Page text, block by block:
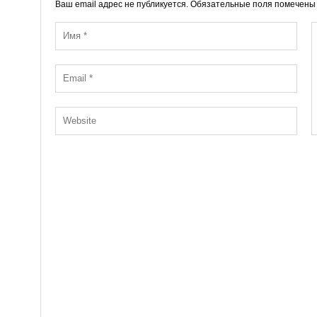
Ваш email адрес не публикуется. Обязательные поля помечены